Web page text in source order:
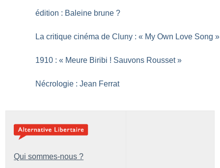
édition : Baleine brune ?
La critique cinéma de Cluny : « My Own Love Song »
1910 : « Meure Biribi ! Sauvons Rousset »
Nécrologie : Jean Ferrat
Qui sommes-nous ?